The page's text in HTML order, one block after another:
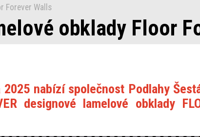
Forever Walls
obklady Floor
nabízí společnost Podlahy
designové lamelové obklady